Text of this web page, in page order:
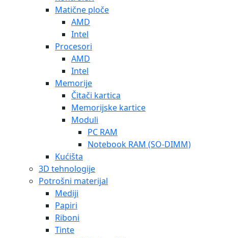
Matične ploče
AMD
Intel
Procesori
AMD
Intel
Memorije
Čitači kartica
Memorijske kartice
Moduli
PC RAM
Notebook RAM (SO-DIMM)
Kućišta
3D tehnologije
Potrošni materijal
Mediji
Papiri
Riboni
Tinte